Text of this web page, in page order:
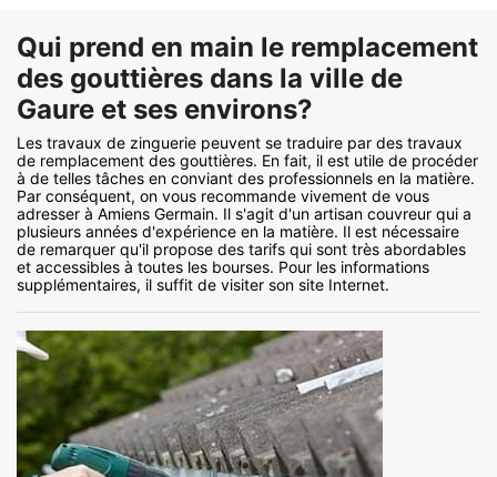
Qui prend en main le remplacement
des gouttières dans la ville de
Gaure et ses environs?
Les travaux de zinguerie peuvent se traduire par des travaux
de remplacement des gouttières. En fait, il est utile de procéder
à de telles tâches en conviant des professionnels en la matière.
Par conséquent, on vous recommande vivement de vous
adresser à Amiens Germain. Il s'agit d'un artisan couvreur qui a
plusieurs années d'expérience en la matière. Il est nécessaire
de remarquer qu'il propose des tarifs qui sont très abordables
et accessibles à toutes les bourses. Pour les informations
supplémentaires, il suffit de visiter son site Internet.